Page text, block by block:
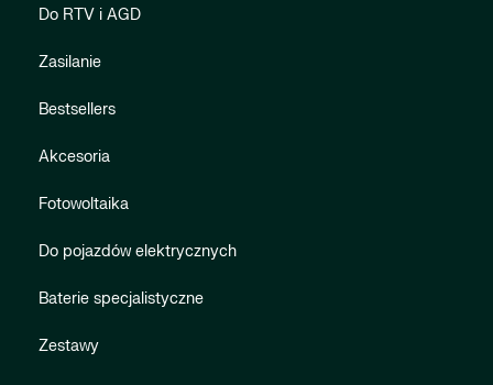
Do RTV i AGD
Zasilanie
Bestsellers
Akcesoria
Fotowoltaika
Do pojazdów elektrycznych
Baterie specjalistyczne
Zestawy